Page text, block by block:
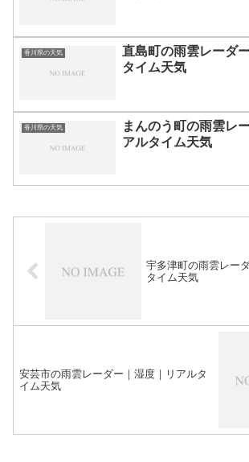
香川県の天気
直島町の雨雲レーダ
タイム天気
香川県の天気
まんのう町の雨雲レ
アルタイム天気
宇多津町の雨雲レー
タイム天気
安芸市の雨雲レーダー｜湿度｜リアルタ
イム天気